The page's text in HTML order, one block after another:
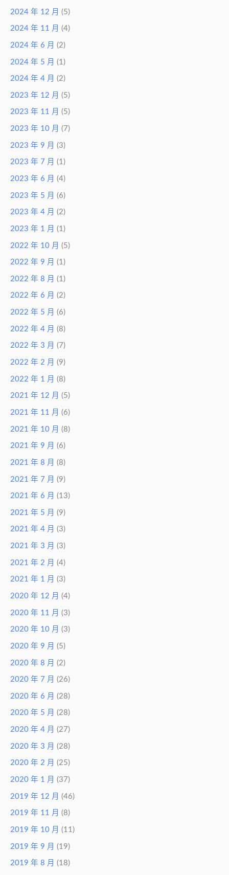
2024 年 12 月 (5)
2024 年 11 月 (4)
2024 年 6 月 (2)
2024 年 5 月 (1)
2024 年 4 月 (2)
2023 年 12 月 (5)
2023 年 11 月 (5)
2023 年 10 月 (7)
2023 年 9 月 (3)
2023 年 7 月 (1)
2023 年 6 月 (4)
2023 年 5 月 (6)
2023 年 4 月 (2)
2023 年 1 月 (1)
2022 年 10 月 (5)
2022 年 9 月 (1)
2022 年 8 月 (1)
2022 年 6 月 (2)
2022 年 5 月 (6)
2022 年 4 月 (8)
2022 年 3 月 (7)
2022 年 2 月 (9)
2022 年 1 月 (8)
2021 年 12 月 (5)
2021 年 11 月 (6)
2021 年 10 月 (8)
2021 年 9 月 (6)
2021 年 8 月 (8)
2021 年 7 月 (9)
2021 年 6 月 (13)
2021 年 5 月 (9)
2021 年 4 月 (3)
2021 年 3 月 (3)
2021 年 2 月 (4)
2021 年 1 月 (3)
2020 年 12 月 (4)
2020 年 11 月 (3)
2020 年 10 月 (3)
2020 年 9 月 (5)
2020 年 8 月 (2)
2020 年 7 月 (26)
2020 年 6 月 (28)
2020 年 5 月 (28)
2020 年 4 月 (27)
2020 年 3 月 (28)
2020 年 2 月 (25)
2020 年 1 月 (37)
2019 年 12 月 (46)
2019 年 11 月 (8)
2019 年 10 月 (11)
2019 年 9 月 (19)
2019 年 8 月 (18)